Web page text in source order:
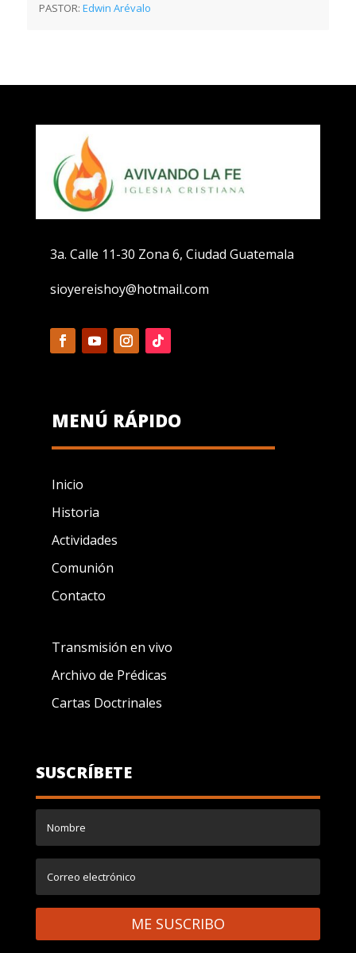
PASTOR:Edwin Arévalo
3a. Calle 11-30 Zona 6, Ciudad Guatemala
sioyereishoy@hotmail.com
MENÚ RÁPIDO
Inicio
Historia
Actividades
Comunión
Contacto
Transmisión en vivo
Archivo de Prédicas
Cartas Doctrinales
SUSCRÍBETE
ME SUSCRIBO